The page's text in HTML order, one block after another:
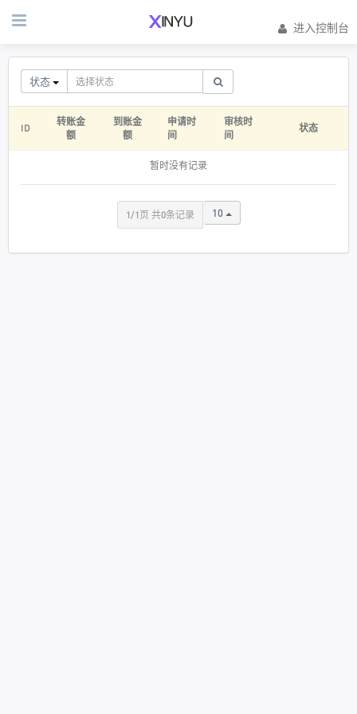
进入控制台
状态
ID
转账金
额
到账金
额
申请时
间
审核时
间
状态
暂时没有记录
1/1页 共0条记录 10